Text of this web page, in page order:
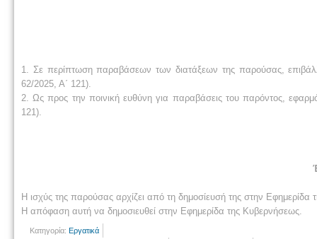
1. Σε περίπτωση παραβάσεων των διατάξεων της παρούσας,
62/2025, Α΄ 121).
2. Ως προς την ποινική ευθύνη για παραβάσεις του παρόντος,
121).
Η ισχύς της παρούσας αρχίζει από τη δημοσίευσή της στην Εφημερίδα
Η απόφαση αυτή να δημοσιευθεί στην Εφημερίδα της Κυβερνήσεως.
Κατηγορία: Εργατικά